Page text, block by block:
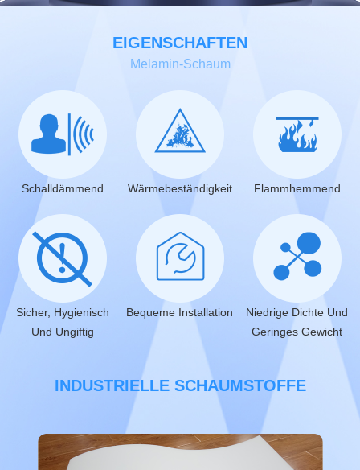
EIGENSCHAFTEN
Melamin-Schaum
Schalldämmend Wärmebeständigkeit Flammhemmend
Sicher, Hygienisch
Und Ungiftig
Bequeme Installation
Niedrige Dichte Und
Geringes Gewicht
INDUSTRIELLE SCHAUMSTOFFE